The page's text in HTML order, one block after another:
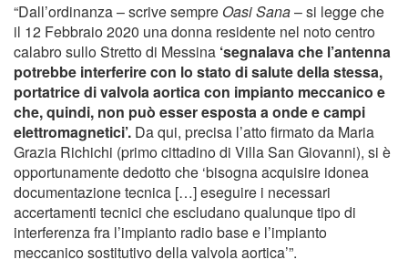
“Dall’ordinanza – scrive sempre Oasi Sana– si legge che
il 12 Febbraio 2020 una donna residente nel noto centro
calabro sullo Stretto di Messina ‘segnalava che l’antenna
potrebbe interferire con lo stato di salute della stessa,
portatrice di valvola aortica con impianto meccanico e
che, quindi, non può esser esposta a onde e campi
elettromagnetici’. Da qui, precisa l’atto firmato da Maria
Grazia Richichi (primo cittadino di Villa San Giovanni), si è
opportunamente dedotto che ‘bisogna acquisire idonea
documentazione tecnica […] eseguire i necessari
accertamenti tecnici che escludano qualunque tipo di
interferenza fra l’impianto radio base e l’impianto
meccanico sostitutivo della valvola aortica’”.